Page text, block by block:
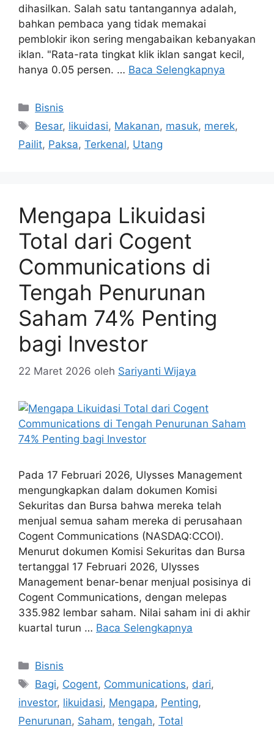
dihasilkan. Salah satu tantangannya adalah,
bahkan pembaca yang tidak memakai
pemblokir ikon sering mengabaikan kebanyakan
iklan. "Rata-rata tingkat klik iklan sangat kecil,
hanya 0.05 persen. … Baca Selengkapnya
Kategori
Bisnis
Tag
Besar, likuidasi, Makanan, masuk, merek,
Pailit, Paksa, Terkenal, Utang
Mengapa Likuidasi
Total dari Cogent
Communications di
Tengah Penurunan
Saham 74% Penting
bagi Investor
22 Maret 2026 oleh Sariyanti Wijaya
Pada 17 Februari 2026, Ulysses Management
mengungkapkan dalam dokumen Komisi
Sekuritas dan Bursa bahwa mereka telah
menjual semua saham mereka di perusahaan
Cogent Communications (NASDAQ:CCOI).
Menurut dokumen Komisi Sekuritas dan Bursa
tertanggal 17 Februari 2026, Ulysses
Management benar-benar menjual posisinya di
Cogent Communications, dengan melepas
335.982 lembar saham. Nilai saham ini di akhir
kuartal turun … Baca Selengkapnya
Kategori
Bisnis
Tag
Bagi, Cogent, Communications, dari,
investor, likuidasi, Mengapa, Penting,
Penurunan, Saham, tengah, Total